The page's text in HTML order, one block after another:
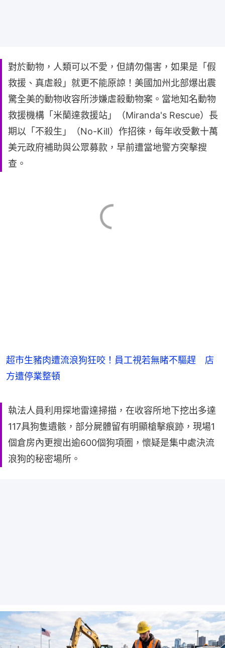
對於動物，人類可以不愛，但請勿傷害，如果是「假
救援、真虐殺」就更不能原諒！美國加州北部爆出震
驚全美的動物收容所涉嫌虐殺動物案。當地知名動物
救援機構「米蘭達救援站」（Miranda's Rescue）長
期以「不殺生」（No-Kill）作招徠，每年收受數十萬
美元政府補助與公眾募款，早前遭當地警方突擊搜
查。
超市生豬肉遭流浪狗狂咬！員工視若無睹不驅趕 店
方遭停業整頓
執法人員利用探地雷達掃描，在收容所地下挖出多達
117具狗隻遺骸，部分屍體留有明顯槍擊痕跡，現場1
個倉房內更搜出逾600個狗項圈，懷疑是集中處決流
浪狗的秘密場所。